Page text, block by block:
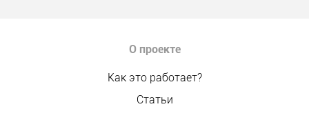
О проекте
Как это работает?
Статьи